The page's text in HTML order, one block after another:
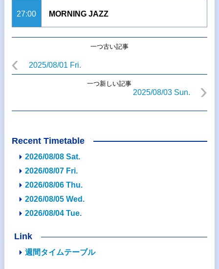
27:00 MORNING JAZZ
一つ古い記事
2025/08/01 Fri.
一つ新しい記事
2025/08/03 Sun.
Recent Timetable
2026/08/08 Sat.
2026/08/07 Fri.
2026/08/06 Thu.
2026/08/05 Wed.
2026/08/04 Tue.
Link
週間タイムテーブル